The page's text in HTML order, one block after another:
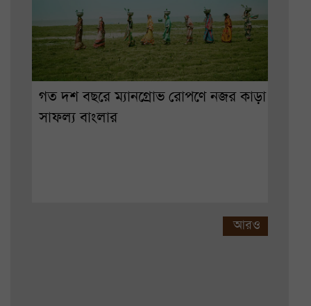
গত দশ বছরে ম্যানগ্রোভ রোপণে নজর কাড়া
সাফল্য বাংলার
আরও